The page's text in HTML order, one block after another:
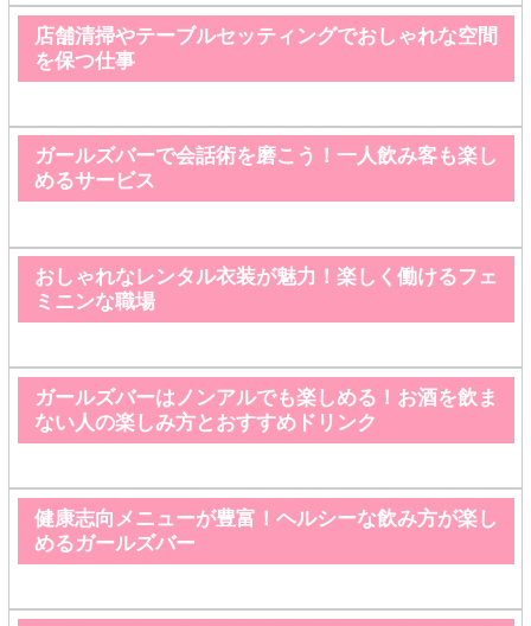
店舗清掃やテーブルセッティングでおしゃれな空間
を保つ仕事
ガールズバーで会話術を磨こう！一人飲み客も楽し
めるサービス
おしゃれなレンタル衣装が魅力！楽しく働けるフェ
ミニンな職場
ガールズバーはノンアルでも楽しめる！お酒を飲ま
ない人の楽しみ方とおすすめドリンク
健康志向メニューが豊富！ヘルシーな飲み方が楽し
めるガールズバー